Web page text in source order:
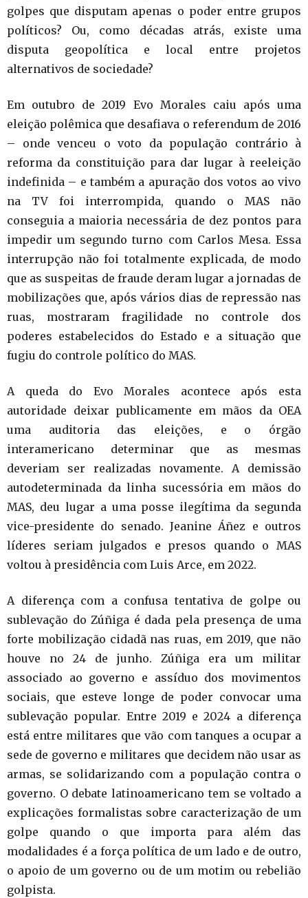
golpes que disputam apenas o poder entre grupos
políticos? Ou, como décadas atrás, existe uma
disputa geopolítica e local entre projetos
alternativos de sociedade?
Em outubro de 2019 Evo Morales caiu após uma
eleição polêmica que desafiava o referendum de 2016
– onde venceu o voto da população contrário à
reforma da constituição para dar lugar à reeleição
indefinida – e também a apuração dos votos ao vivo
na TV foi interrompida, quando o MAS não
conseguia a maioria necessária de dez pontos para
impedir um segundo turno com Carlos Mesa. Essa
interrupção não foi totalmente explicada, de modo
que as suspeitas de fraude deram lugar a jornadas de
mobilizações que, após vários dias de repressão nas
ruas, mostraram fragilidade no controle dos
poderes estabelecidos do Estado e a situação que
fugiu do controle político do MAS.
A queda do Evo Morales acontece após esta
autoridade deixar publicamente em mãos da OEA
uma auditoria das eleições, e o órgão
interamericano determinar que as mesmas
deveriam ser realizadas novamente. A demissão
autodeterminada da linha sucessória em mãos do
MAS, deu lugar a uma posse ilegítima da segunda
vice-presidente do senado. Jeanine Áñez e outros
líderes seriam julgados e presos quando o MAS
voltou à presidência com Luis Arce, em 2022.
A diferença com a confusa tentativa de golpe ou
sublevação do Zúñiga é dada pela presença de uma
forte mobilização cidadã nas ruas, em 2019, que não
houve no 24 de junho. Zúñiga era um militar
associado ao governo e assíduo dos movimentos
sociais, que esteve longe de poder convocar uma
sublevação popular. Entre 2019 e 2024 a diferença
está entre militares que vão com tanques a ocupar a
sede de governo e militares que decidem não usar as
armas, se solidarizando com a população contra o
governo. O debate latinoamericano tem se voltado a
explicações formalistas sobre caracterização de um
golpe quando o que importa para além das
modalidades é a força política de um lado e de outro,
o apoio de um governo ou de um motim ou rebelião
golpista.